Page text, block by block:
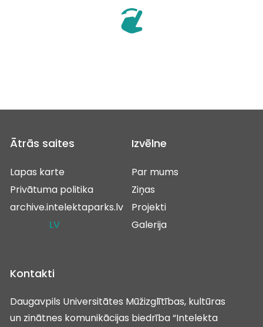
Ātrās saites
Lapas karte
Privātuma politika
archive.intelektaparks.lv
LV
Izvēlne
Par mums
Ziņas
Projekti
Galerija
Kontakti
Daugavpils Universitātes Mūžizglītības, kultūras
un zinātnes komunikācijas biedrība “Intelekta